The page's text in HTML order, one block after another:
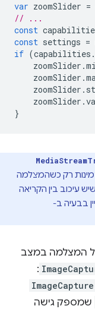
var zoomSlider =
// ...
const
const settings =
if (capabilities .
zoomSlider .
zoomSlider .
zoomSlider .
zoomSlider .
}
זמינות רק כשהמצלמה
עיכוב בין הקריאה
בבעיה ב-
המצלמה במצב
:
שמספק גישה